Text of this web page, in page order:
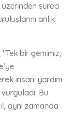
üzerinden süreci
anlık
bir gemimiz,
insani yardım
Bu
aynı zamanda